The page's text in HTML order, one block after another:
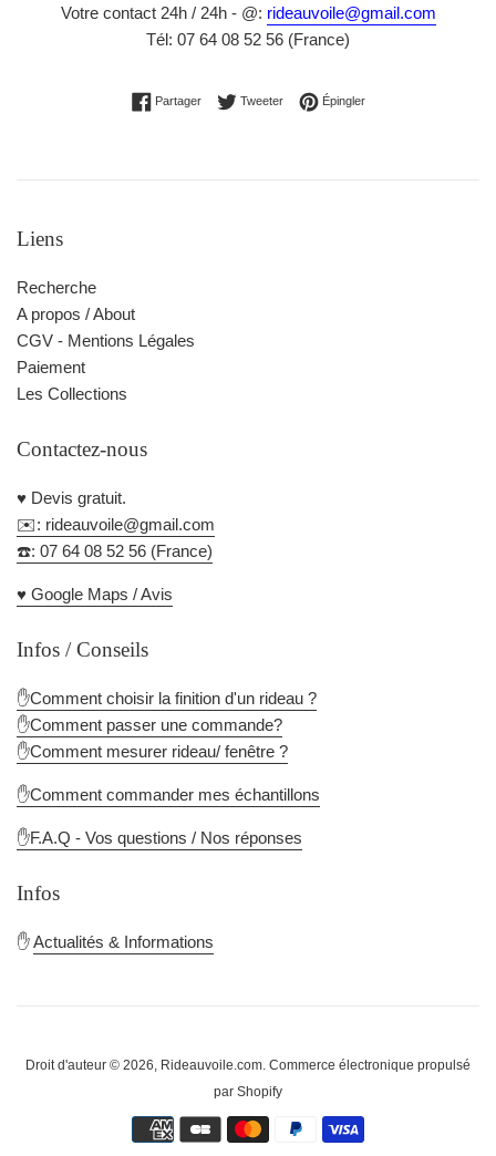
Votre contact 24h / 24h - @: rideauvoile@gmail.com
Tél: 07 64 08 52 56 (France)
PartagerPartager sur Facebook
TweeterTweeter sur Twitter
ÉpinglerÉpingler sur Pinterest
Liens
Recherche
A propos / About
CGV - Mentions Légales
Paiement
Les Collections
Contactez-nous
♥️ Devis gratuit.
✉️: rideauvoile@gmail.com
☎️: 07 64 08 52 56 (France)
♥️ Google Maps / Avis
Infos / Conseils
✋Comment choisir la finition d'un rideau ?
✋Comment passer une commande?
✋Comment mesurer rideau/ fenêtre ?
✋Comment commander mes échantillons
✋F.A.Q - Vos questions / Nos réponses
Infos
✋Actualités & Informations
Droit d'auteur © 2026, Rideauvoile.com. Commerce électronique propulsé
par Shopify
Méthodes